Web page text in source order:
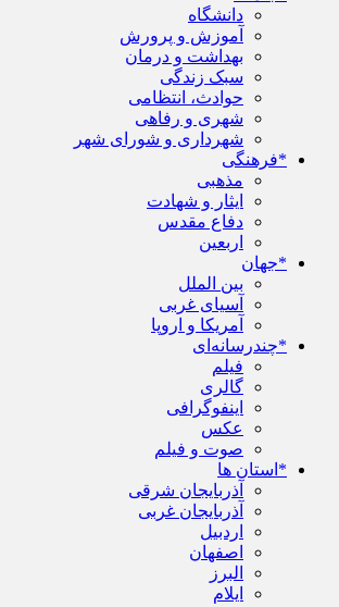
دانشگاه
آموزش و پرورش
بهداشت و درمان
سبک زندگی
حوادث، انتظامی
شهری و رفاهی
شهرداری و شورای شهر
*فرهنگی
مذهبی
ایثار و شهادت
دفاع مقدس
اربعین
*جهان
بین الملل
آسیای غربی
آمریکا و اروپا
*چندرسانه‌ای
فیلم
گالری
اینفوگرافی
عکس
صوت و فیلم
*استان ها
آذربایجان شرقی
آذربایجان غربی
اردبیل
اصفهان
البرز
ایلام